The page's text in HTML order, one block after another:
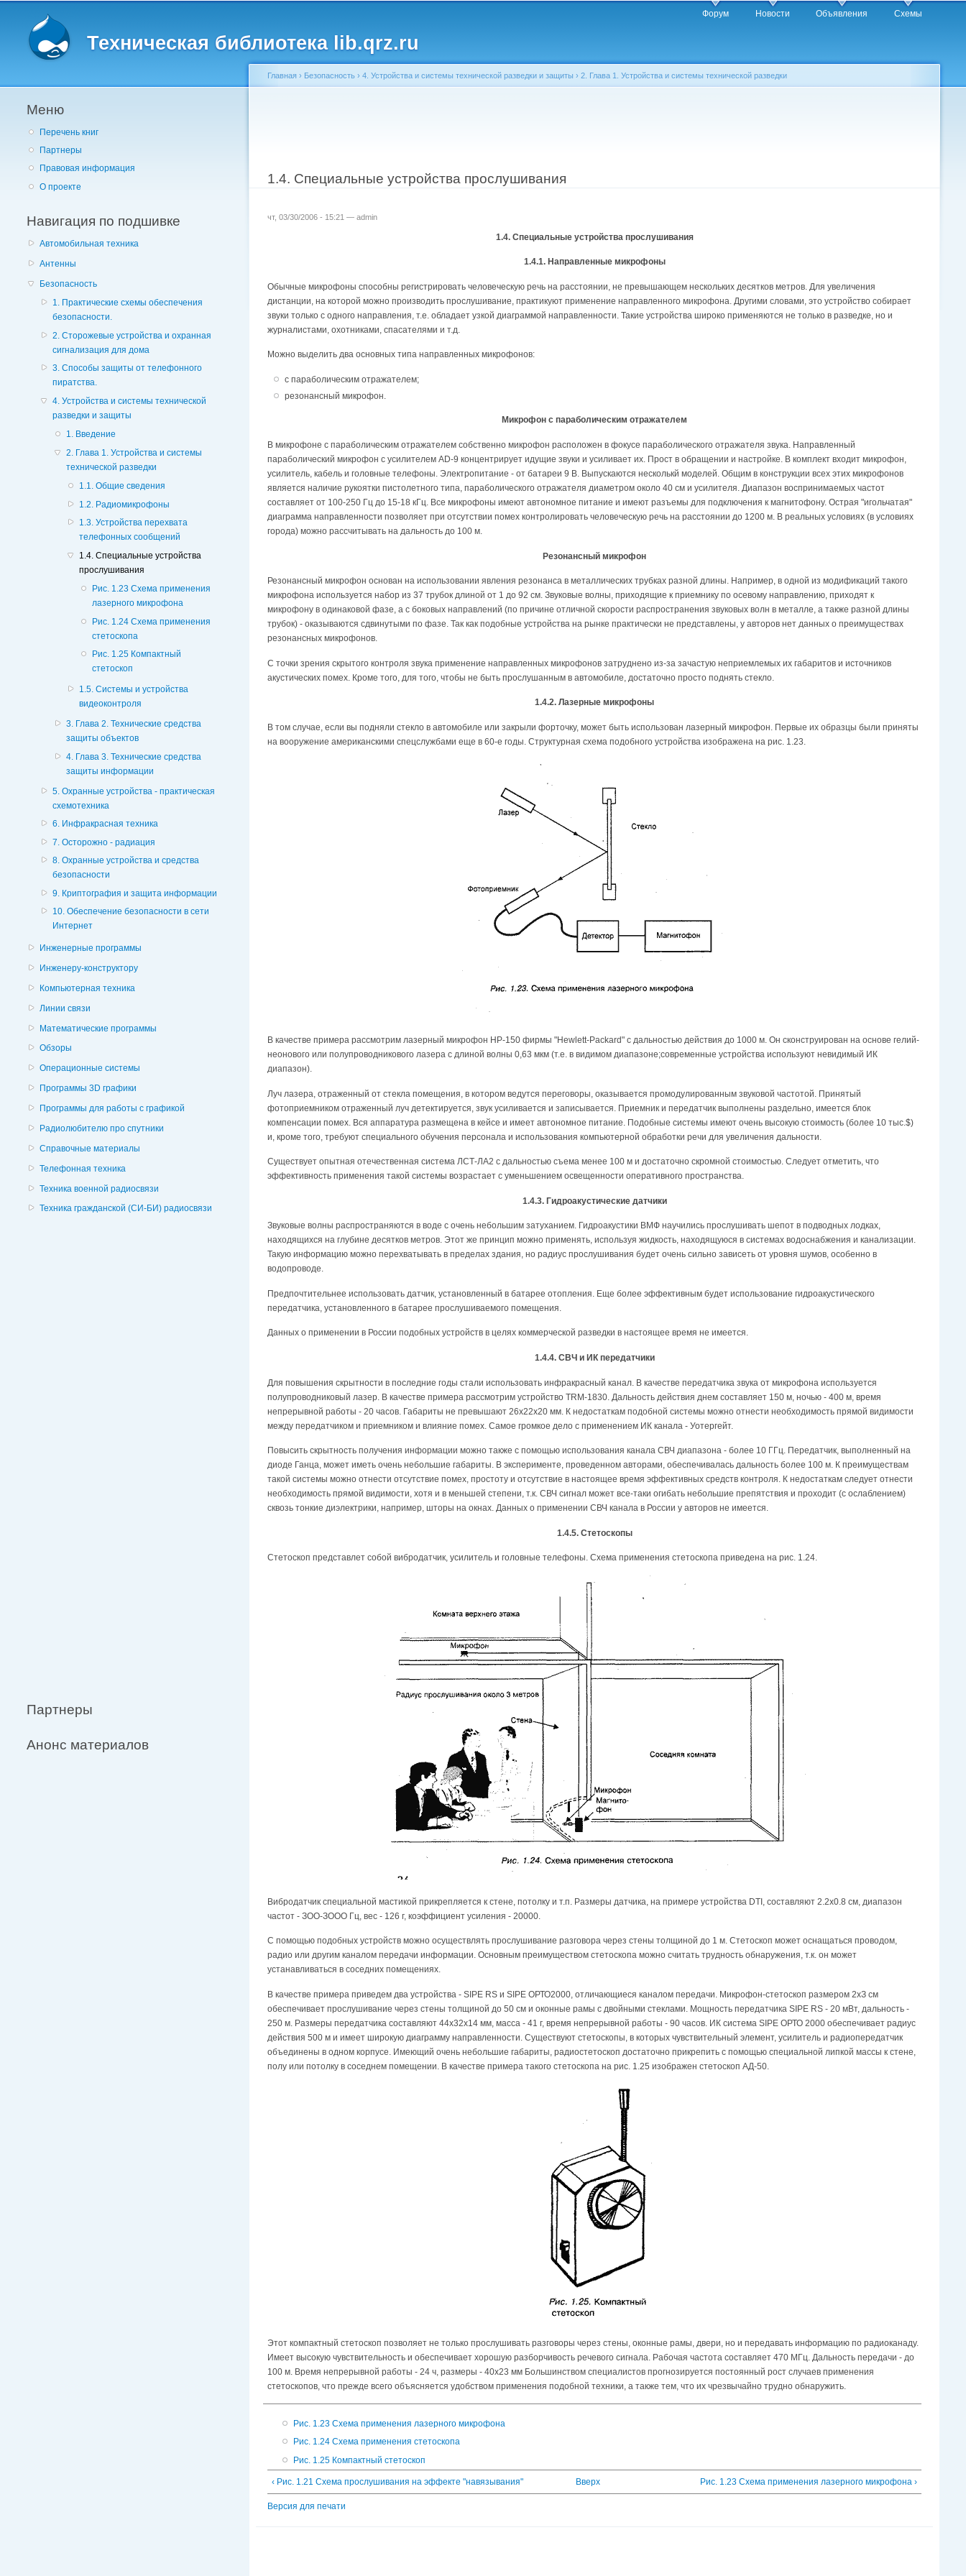
Техническая библиотека lib.qrz.ru
Форум Новости Объявления Схемы
Меню
Перечень книг
Партнеры
Правовая информация
О проекте
Навигация по подшивке
Автомобильная техника
Антенны
Безопасность
1. Практические схемы обеспечения
безопасности.
2. Сторожевые устройства и охранная
сигнализация для дома
3. Способы защиты от телефонного
пиратства.
4. Устройства и системы технической
разведки и защиты
1. Введение
2. Глава 1. Устройства и системы
технической разведки
1.1. Общие сведения
1.2. Радиомикрофоны
1.3. Устройства перехвата
телефонных сообщений
1.4. Специальные устройства
прослушивания
Рис. 1.23 Схема применения
лазерного микрофона
Рис. 1.24 Схема применения
стетоскопа
Рис. 1.25 Компактный
стетоскоп
1.5. Системы и устройства
видеоконтроля
3. Глава 2. Технические средства
защиты объектов
4. Глава 3. Технические средства
защиты информации
5. Охранные устройства - практическая
схемотехника
6. Инфракрасная техника
7. Осторожно - радиация
8. Охранные устройства и средства
безопасности
9. Криптография и защита информации
10. Обеспечение безопасности в сети
Интернет
Инженерные программы
Инженеру-конструктору
Компьютерная техника
Линии связи
Математические программы
Обзоры
Операционные системы
Программы 3D графики
Программы для работы с графикой
Радиолюбителю про спутники
Справочные материалы
Телефонная техника
Техника военной радиосвязи
Техника гражданской (СИ-БИ) радиосвязи
Партнеры
Анонс материалов
Главная › Безопасность › 4. Устройства и системы технической разведки и защиты › 2. Глава 1. Устройства и системы технической разведки
1.4. Специальные устройства прослушивания
чт, 03/30/2006 - 15:21 — admin
1.4. Специальные устройства прослушивания
1.4.1. Направленные микрофоны
Обычные микрофоны способны регистрировать человеческую речь на расстоянии, не превышающем нескольких десятков метров. Для увеличения
дистанции, на которой можно производить прослушивание, практикуют применение направленного микрофона. Другими словами, это устройство собирает
звуки только с одного направления, т.е. обладает узкой диаграммой направленности. Такие устройства широко применяются не только в разведке, но и
журналистами, охотниками, спасателями и т.д.
Можно выделить два основных типа направленных микрофонов:
с параболическим отражателем;
резонансный микрофон.
Микрофон с параболическим отражателем
В микрофоне с параболическим отражателем собственно микрофон расположен в фокусе параболического отражателя звука. Направленный
параболический микрофон с усилителем АD-9 концентрирует идущие звуки и усиливает их. Прост в обращении и настройке. В комплект входит микрофон,
усилитель, кабель и головные телефоны. Электропитание - от батареи 9 В. Выпускаются несколькй моделей. Общим в конструкции всех этих микрофонов
является наличие рукоятки пистолетного типа, параболического отражателя диаметром около 40 см и усилителя. Диапазон воспринимаемых частот
составляет от 100-250 Гц до 15-18 кГц. Все микрофоны имеют автономное питание и имеют разъемы для подключения к магнитофону. Острая "игольчатая"
диаграмма направленности позволяет при отсутствии помех контролировать человеческую речь на расстоянии до 1200 м. В реальных условиях (в условиях
города) можно рассчитывать на дальность до 100 м.
Резонансный микрофон
Резонансный микрофон основан на использовании явления резонанса в металлических трубках разной длины. Например, в одной из модификаций такого
микрофона используется набор из 37 трубок длиной от 1 до 92 см. Звуковые волны, приходящие к приемнику по осевому направлению, приходят к
микрофону в одинаковой фазе, а с боковых направлений (по причине отличной скорости распространения звуковых волн в металле, а также разной длины
трубок) - оказываются сдвинутыми по фазе. Так как подобные устройства на рынке практически не представлены, у авторов нет данных о преимуществах
резонансных микрофонов.
С точки зрения скрытого контроля звука применение направленных микрофонов затруднено из-за зачастую неприемлемых их габаритов и источников
акустических помех. Кроме того, для того, чтобы не быть прослушанным в автомобиле, достаточно просто поднять стекло.
1.4.2. Лазерные микрофоны
В том случае, если вы подняли стекло в автомобиле или закрыли форточку, может быть использован лазерный микрофон. Первые их образцы были приняты
на вооружение американскими спецслужбами еще в 60-е годы. Структурная схема подобного устройства изображена на рис. 1.23.
В качестве примера рассмотрим лазерный микрофон НР-150 фирмы "Hewlett-Packard" с дальностью действия до 1000 м. Он сконструирован на основе гелий-
неонового или полупроводникового лазера с длиной волны 0,63 мкм (т.е. в видимом диапазоне;современные устройства используют невидимый ИК
диапазон).
Луч лазера, отраженный от стекла помещения, в котором ведутся переговоры, оказывается промодулированным звуковой частотой. Принятый
фотоприемником отраженный луч детектируется, звук усиливается и записывается. Приемник и передатчик выполнены раздельно, имеется блок
компенсации помех. Вся аппаратура размещена в кейсе и имеет автономное питание. Подобные системы имеют очень высокую стоимость (более 10 тыс.$)
и, кроме того, требуют специального обучения персонала и использования компьютерной обработки речи для увеличения дальности.
Существует опытная отечественная система ЛСТ-ЛА2 с дальностью съема менее 100 м и достаточно скромной стоимостью. Следует отметить, что
эффективность применения такой системы возрастает с уменьшением освещенности оперативного пространства.
1.4.3. Гидроакустические датчики
Звуковые волны распространяются в воде с очень небольшим затуханием. Гидроакустики ВМФ научились прослушивать шепот в подводных лодках,
находящихся на глубине десятков метров. Этот же принцип можно применять, используя жидкость, находящуюся в системах водоснабжения и канализации.
Такую информацию можно перехватывать в пределах здания, но радиус прослушивания будет очень сильно зависеть от уровня шумов, особенно в
водопроводе.
Предпочтительнее использовать датчик, установленный в батарее отопления. Еще более эффективным будет использование гидроакустического
передатчика, установленного в батарее прослушиваемого помещения.
Данных о применении в России подобных устройств в целях коммерческой разведки в настоящее время не имеется.
1.4.4. СВЧ и ИК передатчики
Для повышения скрытности в последние годы стали использовать инфракрасный канал. В качестве передатчика звука от микрофона используется
полупроводниковый лазер. В качестве примера рассмотрим устройство ТRМ-1830. Дальность действия днем составляет 150 м, ночью - 400 м, время
непрерывной работы - 20 часов. Габариты не превышают 26х22х20 мм. К недостаткам подобной системы можно отнести необходимость прямой видимости
между передатчиком и приемником и влияние помех. Самое громкое дело с применением ИК канала - Уотергейт.
Повысить скрытность получения информации можно также с помощью использования канала СВЧ диапазона - более 10 ГГц. Передатчик, выполненный на
диоде Ганца, может иметь очень небольшие габариты. В эксперименте, проведенном авторами, обеспечивалась дальность более 100 м. К преимуществам
такой системы можно отнести отсутствие помех, простоту и отсутствие в настоящее время эффективных средств контроля. К недостаткам следует отнести
необходимость прямой видимости, хотя и в меньшей степени, т.к. СВЧ сигнал может все-таки огибать небольшие препятствия и проходит (с ослаблением)
сквозь тонкие диэлектрики, например, шторы на окнах. Данных о применении СВЧ канала в России у авторов не имеется.
1.4.5. Стетоскопы
Стетоскоп представлет собой вибродатчик, усилитель и головные телефоны. Схема применения стетоскопа приведена на рис. 1.24.
Вибродатчик специальной мастикой прикрепляется к стене, потолку и т.п. Размеры датчика, на примере устройства DTI, составляют 2.2х0.8 см, диапазон
частот - ЗОО-ЗООО Гц, вес - 126 г, коэффициент усиления - 20000.
С помощью подобных устройств можно осуществлять прослушивание разговора через стены толщиной до 1 м. Стетоскоп может оснащаться проводом,
радио или другим каналом передачи информации. Основным преимуществом стетоскопа можно считать трудность обнаружения, т.к. он может
устанавливаться в соседних помещениях.
В качестве примера приведем два устройства - SIPE RS и SIPE ОРТО2000, отличающиеся каналом передачи. Микрофон-стетоскоп размером 2хЗ см
обеспечивает прослушивание через стены толщиной до 50 см и оконные рамы с двойными стеклами. Мощность передатчика SIPE RS - 20 мВт, дальность -
250 м. Размеры передатчика составляют 44х32х14 мм, масса - 41 г, время непрерывной работы - 90 часов. ИК система SIPE ОРТО 2000 обеспечивает радиус
действия 500 м и имеет широкую диаграмму направленности. Существуют стетоскопы, в которых чувствительный элемент, усилитель и радиопередатчик
объединены в одном корпусе. Имеющий очень небольшие габариты, радиостетоскоп достаточно прикрепить с помощью специальной липкой массы к стене,
полу или потолку в соседнем помещении. В качестве примера такого стетоскопа на рис. 1.25 изображен стетоскоп АД-50.
Этот компактный стетоскоп позволяет не только прослушивать разговоры через стены, оконные рамы, двери, но и передавать информацию по радиоканаду.
Имеет высокую чувствительность и обеспечивает хорошую разборчивость речевого сигнала. Рабочая частота составляет 470 МГц. Дальность передачи - до
100 м. Время непрерывной работы - 24 ч, размеры - 40х23 мм Большинством специалистов прогнозируется постоянный рост случаев применения
стетоскопов, что прежде всего объясняется удобством применения подобной техники, а также тем, что их чрезвычайно трудно обнаружить.
Рис. 1.23 Схема применения лазерного микрофона
Рис. 1.24 Схема применения стетоскопа
Рис. 1.25 Компактный стетоскоп
‹ Рис. 1.21 Схема прослушивания на эффекте "навязывания" Вверх Рис. 1.23 Схема применения лазерного микрофона ›
Версия для печати